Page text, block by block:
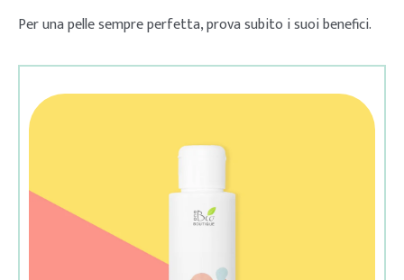
Per una pelle sempre perfetta, prova subito i suoi benefici.